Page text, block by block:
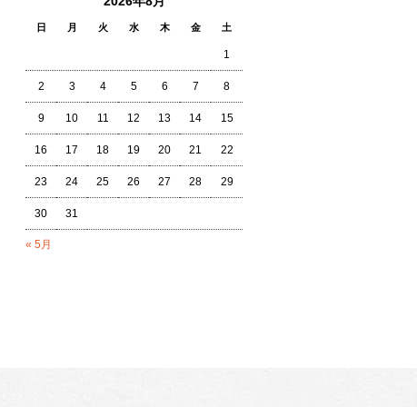
日 月 火 水 木 金 土
« 5月
1
2 3 4 5 6 7 8
9 10 11 12 13 14 15
16 17 18 19 20 21 22
23 24 25 26 27 28 29
30 31